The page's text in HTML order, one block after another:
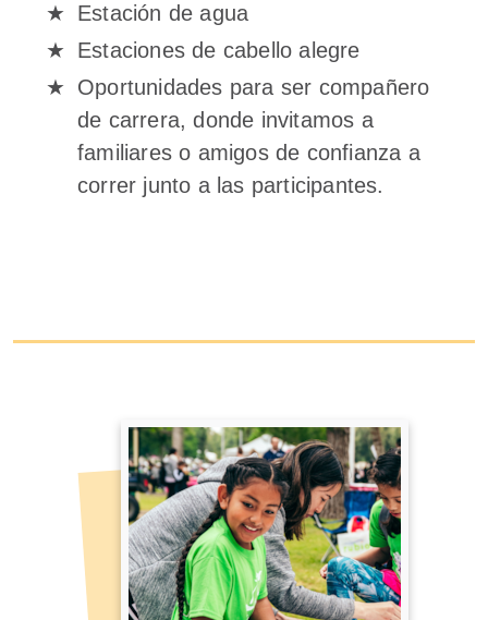
Estación de agua
Estaciones de cabello alegre
Oportunidades para ser compañero
de carrera, donde invitamos a
familiares o amigos de confianza a
correr junto a las participantes.